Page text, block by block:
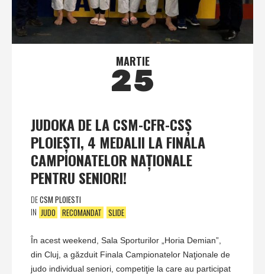
MARTIE
25
JUDOKA DE LA CSM-CFR-CSŞ
PLOIEŞTI, 4 MEDALII LA FINALA
CAMPIONATELOR NAŢIONALE
PENTRU SENIORI!
DECSM PLOIESTI
IN JUDO RECOMANDAT SLIDE
În acest weekend, Sala Sporturilor „Horia Demian”,
din Cluj, a găzduit Finala Campionatelor Naţionale de
judo individual seniori, competiţie la care au participat